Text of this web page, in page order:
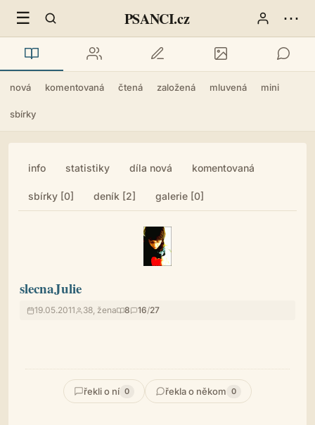
☰ PSANCI.cz ⋯
nová komentovaná čtená založená mluvená mini
sbírky
info statistiky díla nová komentovaná
sbírky [0] deník [2] galerie [0]
slecnaJulie
19.05.2011 38, žena 8 16/27
řekli o ní 0 řekla o někom 0